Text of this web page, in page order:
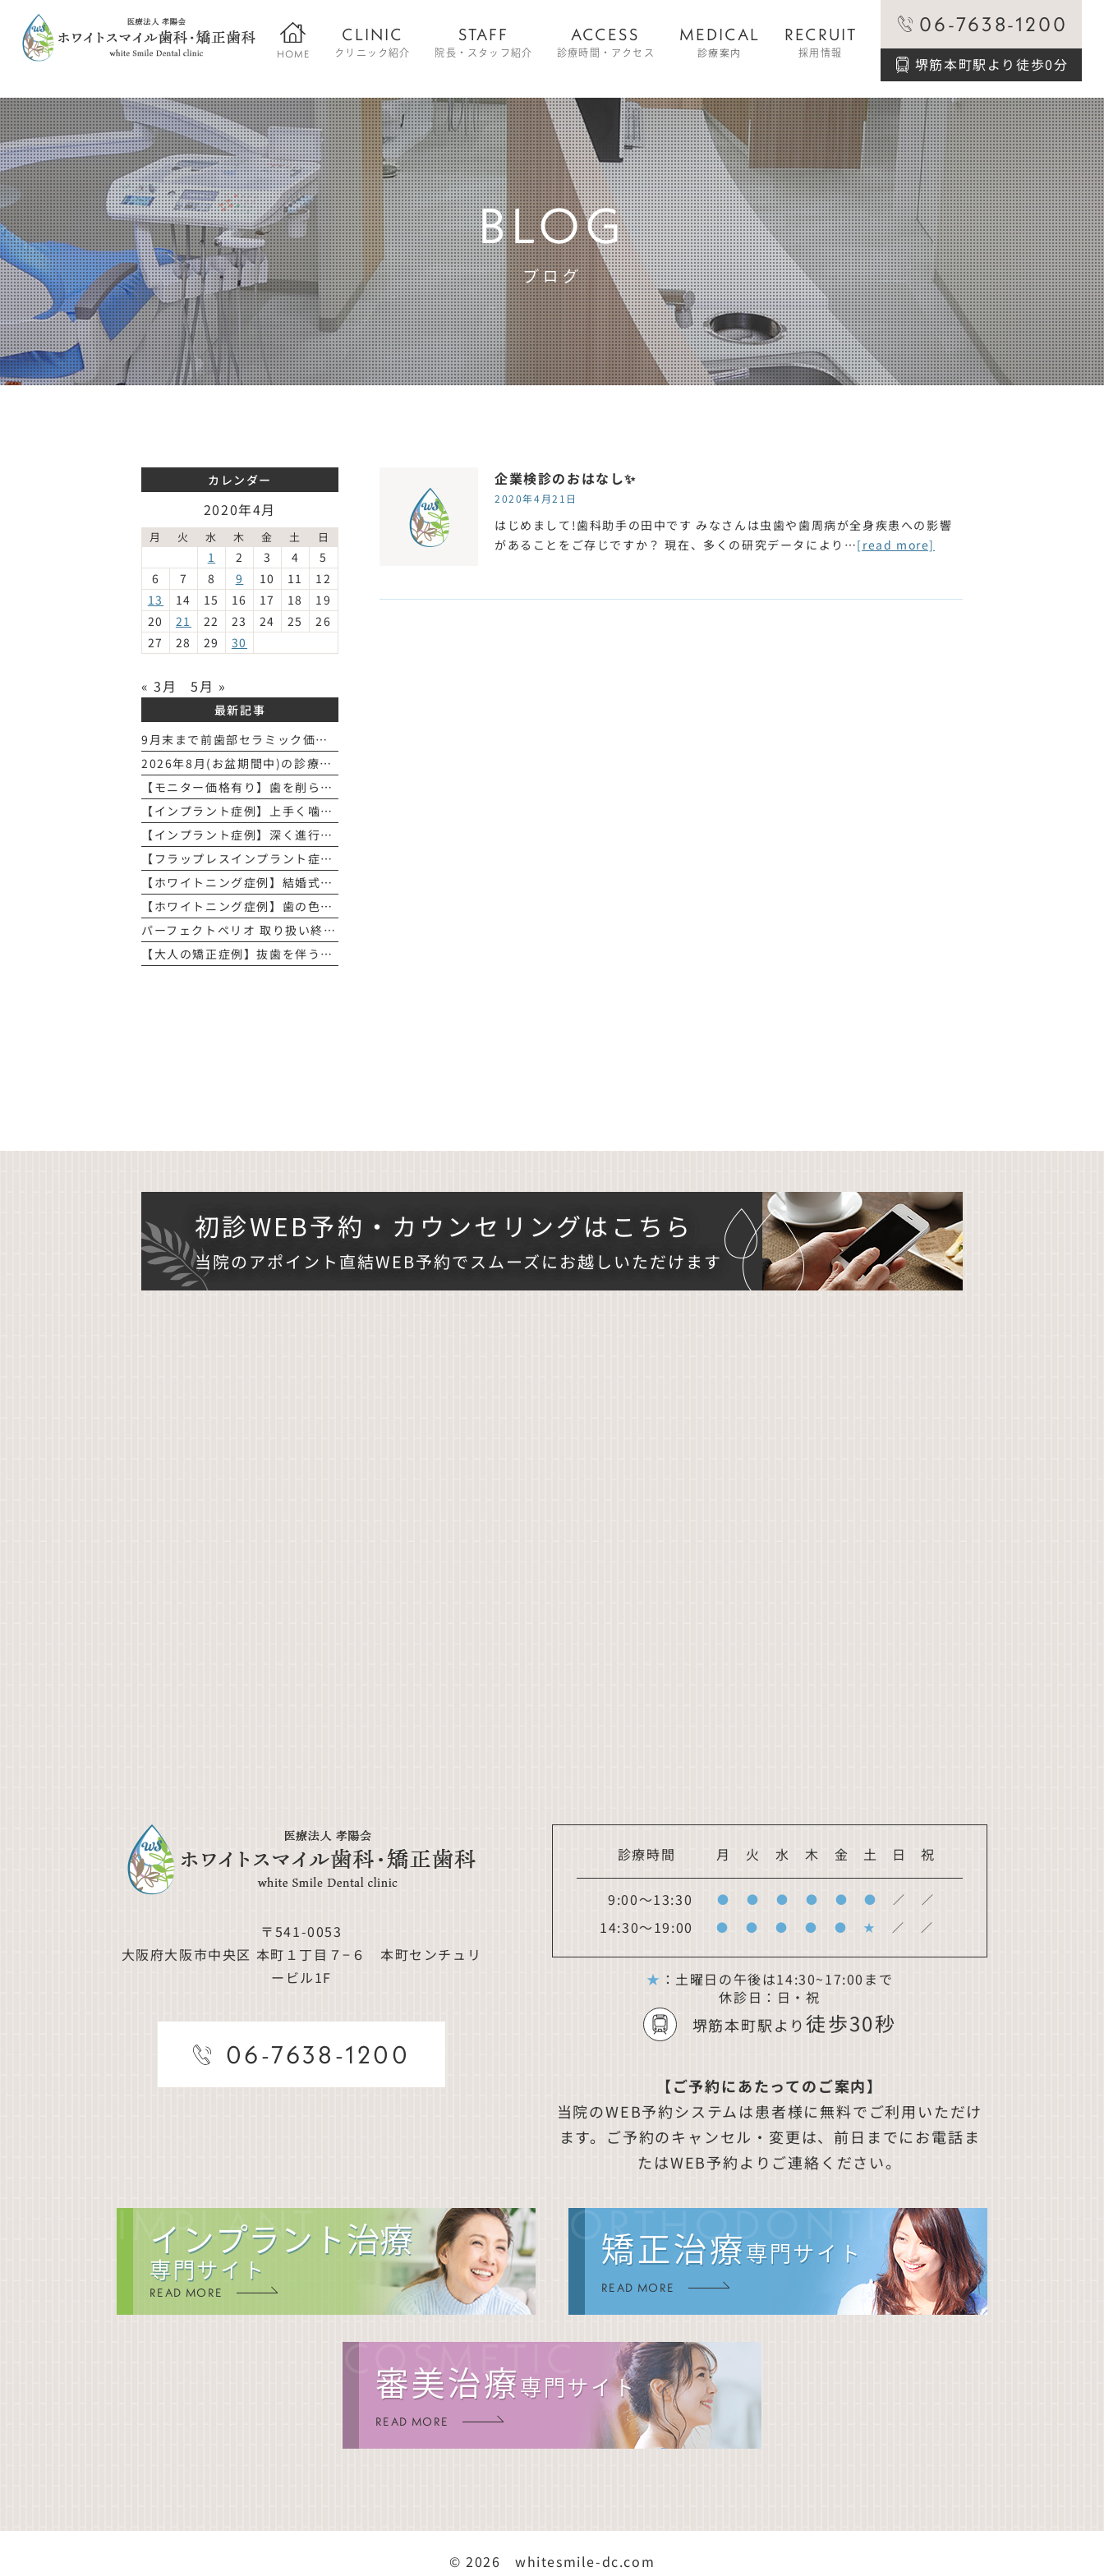
HOME
CLINIC
クリニック紹介
STAFF
院長・スタッフ紹介
ACCESS
診療時間・アクセス
MEDICAL
診療案内
RECRUIT
採用情報
06-7638-1200
堺筋本町駅より徒歩0分
BLOG
ブログ
企業検診のおはなし✨
2020年4月21日
はじめまして!歯科助手の田中です みなさんは虫歯や歯周病が全身疾患への影響
があることをご存じですか？ 現在、多くの研究データにより…[read more]
カレンダー
2020年4月
月 火 水 木 金 土 日
1 2 3 4
5
6
7 8 9 10 11
12
13
14 15 16 17 18
19
20
21 22 23 24 25
26
27
28 29 30
« 3月 5月 »
最新記事
9月末まで前歯部セラミック価格がお得になるキャンペーン実施中🦷
2026年8月(お盆期間中)の診療について
【モニター価格有り】歯を削らないホワイトスポット治療キャンペーンのお知らせ
【インプラント症例】上手く噛めない総入れ歯をインプラントで噛めるように改善
【インプラント症例】深く進行した虫歯により抜歯、インプラントで修復
【フラップレスインプラント症例】自転車での転倒で前歯を折ってしまったケース
【ホワイトニング症例】結婚式を控えた女性の場合
【ホワイトニング症例】歯の色みが気になる男性ケース
パーフェクトペリオ 取り扱い終了のお知らせ
【大人の矯正症例】抜歯を伴う上下嚙み合わせと歯のアーチの修正
初診WEB予約・ カウンセリングはこちら
当院のアポイント直結WEB予約でスムーズにお越しいただけます
〒541-0053
大阪府大阪市中央区 本町１丁目７−６ 本町センチュリ
ービル1F
06-7638-1200
診療時間 月 火 水 木 金 土 日 祝
9:00～13:30 ● ● ● ● ● ● ／ ／
14:30～19:00 ● ● ● ● ● ★ ／ ／
★ ：土曜日の午後は14:30~17:00まで
休診日： 日・祝
堺筋本町駅より徒歩30秒
【ご予約にあたってのご案内】
当院のWEB予約システムは患者様に無料でご利用いただけ
ます。ご予約のキャンセル・変更は、前日までにお電話ま
たはWEB予約よりご連絡ください。
IMPLANT
インプラント 治療
専門サイト
READ MORE
ORTHODONTIC
矯正治療専門サイト
READ MORE
COSMETIC
審美治療専門サイト
READ MORE
© 2026 whitesmile-dc.com